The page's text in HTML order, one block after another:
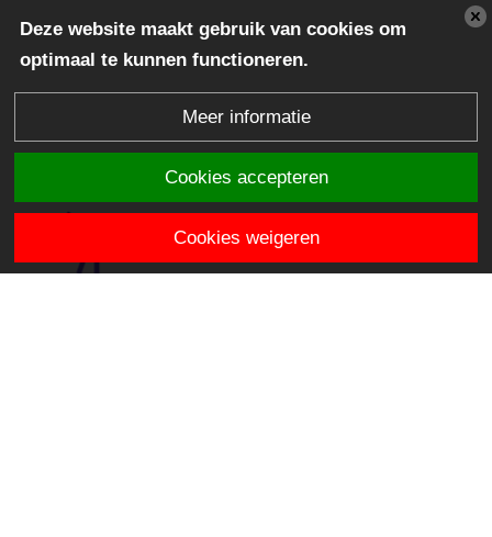
Deze website maakt gebruik van cookies om
optimaal te kunnen functioneren.
Meer informatie
Cookies accepteren
Cookies weigeren